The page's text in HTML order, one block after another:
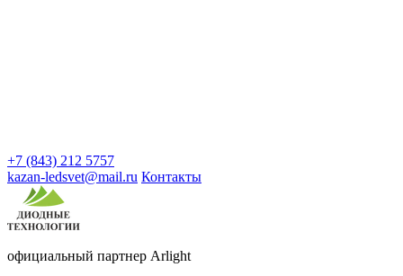
+7 (843) 212 5757
kazan-ledsvet@mail.ru Контакты
официальный партнер Arlight